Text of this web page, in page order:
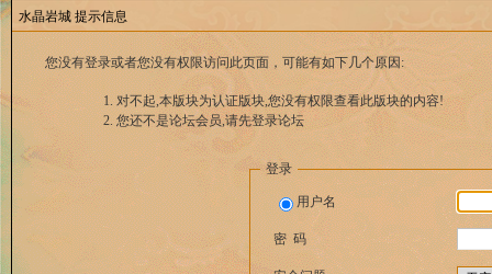
水晶岩城 提示信息
您没有登录或者您没有权限访问此页面，可能有如下几个原因:
对不起,本版块为认证版块,您没有权限查看此版块的内容!
您还不是论坛会员,请先登录论坛
登录
用户名
密 码